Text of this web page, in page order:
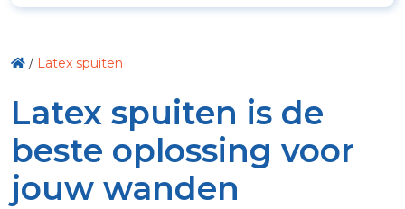
/ Latex spuiten
Latex spuiten is de
beste oplossing voor
jouw wanden